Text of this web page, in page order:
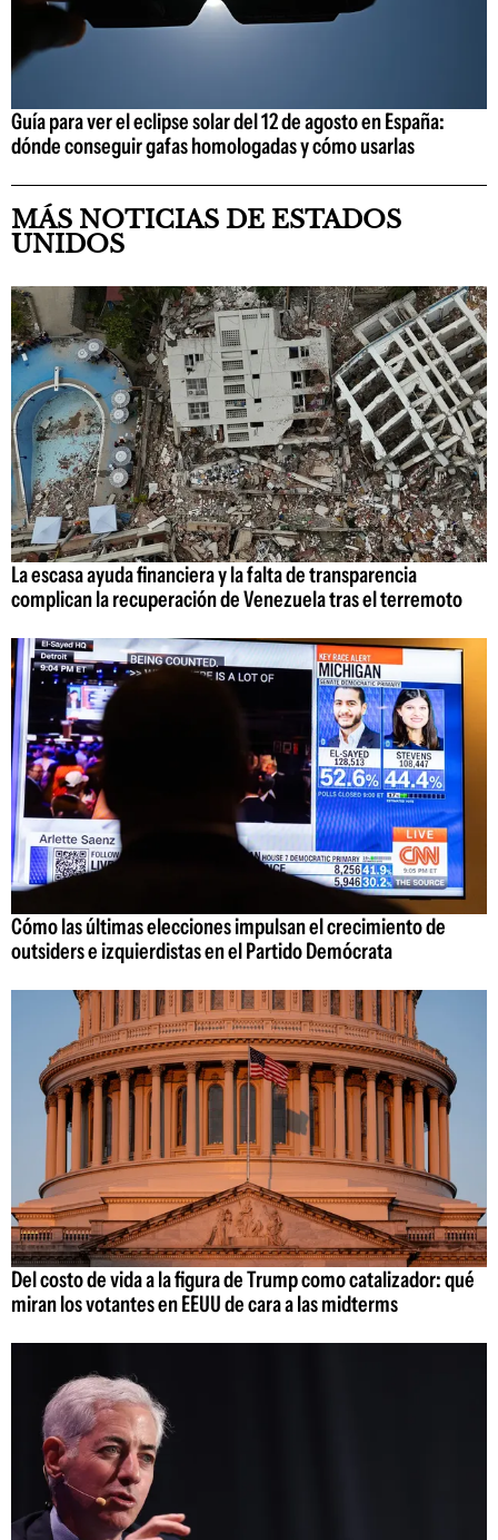
Guía para ver el eclipse solar del 12 de agosto en España:
dónde conseguir gafas homologadas y cómo usarlas
MÁS NOTICIAS DE ESTADOS
UNIDOS
La escasa ayuda financiera y la falta de transparencia
complican la recuperación de Venezuela tras el terremoto
Cómo las últimas elecciones impulsan el crecimiento de
outsiders e izquierdistas en el Partido Demócrata
Del costo de vida a la figura de Trump como catalizador: qué
miran los votantes en EEUU de cara a las midterms